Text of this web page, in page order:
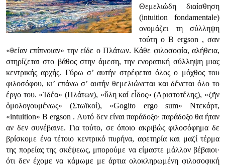
Θεμελιώδη διαίσθηση
(intuition fondamentale)
ονομάζει τη σύλληψη
τούτη ο Β ergson , σαν
«θείαν επίπνοιαν» την είδε ο Πλάτων. Κάθε φιλοσοφία, αλήθεια,
στηρίζεται στο βάθος στην άμεση, την ενορατική σύλληψη μιας
κεντρικής αρχής. Γύρω σ’ αυτήν στρέφεται όλος ο μόχθος του
φιλοσόφου, κι’ επάνω σ’ αυτήν θεμελιώνεται και δένεται όλο το
έργο του. «Ἰδέα» (Πλάτων), «ὕλη καί εἶδος» (Αριστοτέλης), «ζῆν
ὁμολογουμένως» (Στωϊκοί), «Gogito ergo sum» Ντεκάρτ,
«intuition» Β ergson . Αυτό δεν είναι παράδοξο· παράδοξο θα ήταν
αν δεν συνέβαινε. Για τούτο, σε όποιο ακριβώς φιλοσόφημα δε
βρίσκομε ένα τέτοιο κεντρικό πυρήνα, αφετηρία και μαζί τέρμα
της πορείας της σκέψεως, μπορούμε να είμαστε μάλλον βέβαιοι·
ότι δεν έχομε να κάμωμε με άρτια ολοκληρωμένη φιλοσοφική